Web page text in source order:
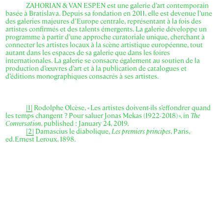
ZAHORIAN & VAN ESPEN est une galerie d’art contemporain
basée à Bratislava. Depuis sa fondation en 2011, elle est devenue l’une
des galeries majeures d’Europe centrale, représentant à la fois des
artistes confirmés et des talents émergents. La galerie développe un
programme à partir d’une approche curatoriale unique, cherchant à
connecter les artistes locaux à la scène artistique européenne, tout
autant dans les espaces de sa galerie que dans les foires
internationales. La galerie se consacre également au soutien de la
production d’œuvres d’art et à la publication de catalogues et
d’éditions monographiques consacrés à ses artistes.
[1] Rodolphe Olcèse, « Les artistes doivent-ils s’effondrer quand
les temps changent ? Pour saluer Jonas Mekas (1922-2018) », in The
Conversation, published : January 24, 2019.
[2] Damascius le diabolique, Les premiers principes, Paris,
ed.Ernest Leroux, 1898.